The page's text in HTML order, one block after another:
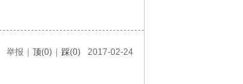
举报 顶(0) 踩(0) 2017-02-24